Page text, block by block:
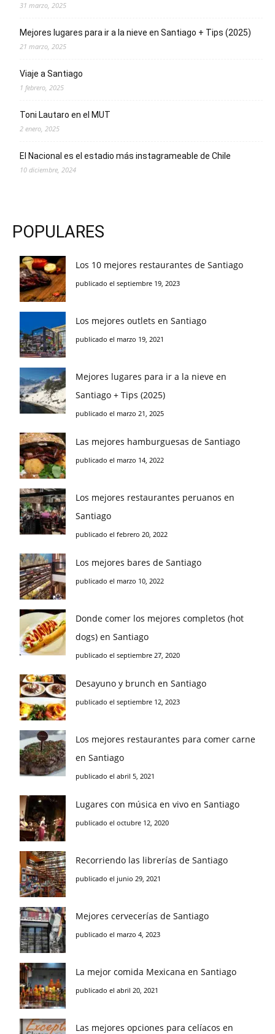
31 marzo, 2025
Mejores lugares para ir a la nieve en Santiago + Tips (2025)
21 marzo, 2025
Viaje a Santiago
1 febrero, 2025
Toni Lautaro en el MUT
2 enero, 2025
El Nacional es el estadio más instagrameable de Chile
10 diciembre, 2024
POPULARES
Los 10 mejores restaurantes de Santiago
publicado el septiembre 19, 2023
Los mejores outlets en Santiago
publicado el marzo 19, 2021
Mejores lugares para ir a la nieve en
Santiago + Tips (2025)
publicado el marzo 21, 2025
Las mejores hamburguesas de Santiago
publicado el marzo 14, 2022
Los mejores restaurantes peruanos en
Santiago
publicado el febrero 20, 2022
Los mejores bares de Santiago
publicado el marzo 10, 2022
Donde comer los mejores completos (hot
dogs) en Santiago
publicado el septiembre 27, 2020
Desayuno y brunch en Santiago
publicado el septiembre 12, 2023
Los mejores restaurantes para comer carne
en Santiago
publicado el abril 5, 2021
Lugares con música en vivo en Santiago
publicado el octubre 12, 2020
Recorriendo las librerías de Santiago
publicado el junio 29, 2021
Mejores cervecerías de Santiago
publicado el marzo 4, 2023
La mejor comida Mexicana en Santiago
publicado el abril 20, 2021
Las mejores opciones para celíacos en